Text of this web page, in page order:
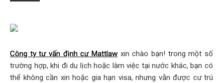
Công ty tư vấn định cư Mattlaw xin chào bạn! trong một số
trường hợp, khi đi du lịch hoặc làm việc tại nước khác, bạn có
thể không cần xin hoặc gia hạn visa, nhưng vẫn được cư trú